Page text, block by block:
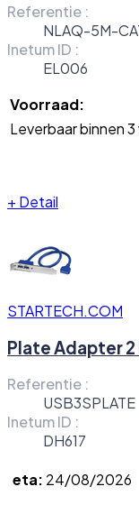
Referentie :
NLAQ-5M-
Inetum ID :
EL006
Voorraad:
Leverbaar binnen
+ Detail
STARTECH.COM
Plate Adapter 2
Referentie :
USB3SPLATE
Inetum ID :
DH617
eta: 24/08/2026